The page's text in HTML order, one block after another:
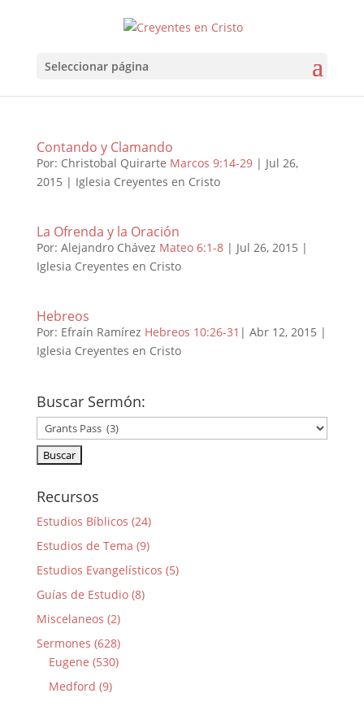
Seleccionar página
Contando y Clamando
Por: Christobal Quirarte Marcos 9:14-29| Jul 26,
2015 | Iglesia Creyentes en Cristo
La Ofrenda y la Oración
Por: Alejandro Chávez Mateo 6:1-8| Jul 26, 2015 |
Iglesia Creyentes en Cristo
Hebreos
Por: Efraín Ramírez Hebreos 10:26-31 | Abr 12, 2015 |
Iglesia Creyentes en Cristo
Buscar Sermón:
Recursos
Estudios Bíblicos (24)
Estudios de Tema (9)
Estudios Evangelísticos (5)
Guías de Estudio (8)
Miscelaneos (2)
Sermones (628)
Eugene (530)
Medford (9)